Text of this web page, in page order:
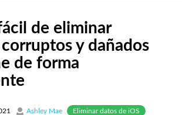
de eliminar
y dañados
de forma
Ashley Mae Eliminar datos de iOS